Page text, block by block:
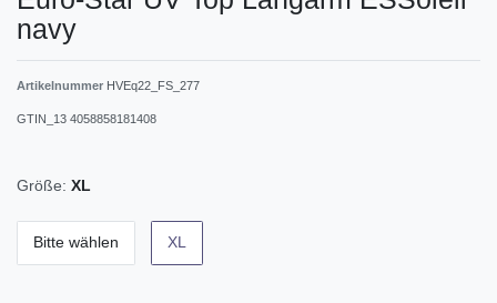
navy
Artikelnummer HVEq22_FS_277
GTIN_13 4058858181408
Größe: XL
Bitte wählen XL